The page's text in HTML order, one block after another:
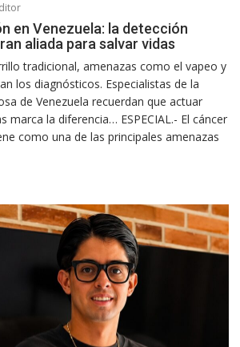
en Venezuela: la detección
aliada para salvar vidas
tradicional, amenazas como el vapeo y
los diagnósticos. Especialistas de la
de Venezuela recuerdan que actuar
marca la diferencia… ESPECIAL.- El cáncer
como una de las principales amenazas